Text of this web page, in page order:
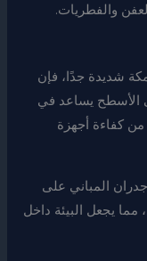
والفطريات.
شديدة جدًا، فإن
الأسطح يساعد في
من كفاءة أجهزة
المباني على
يجعل البيئة داخل